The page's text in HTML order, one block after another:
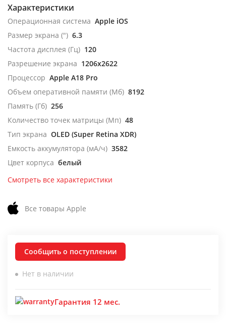
Характеристики
Операционная система Apple iOS
Размер экрана (") 6.3
Частота дисплея (Гц) 120
Разрешение экрана 1206x2622
Процессор Apple A18 Pro
Объем оперативной памяти (Мб) 8192
Память (Гб) 256
Количество точек матрицы (Мп) 48
Тип экрана OLED (Super Retina XDR)
Емкость аккумулятора (мА/ч) 3582
Цвет корпуса белый
Смотреть все характеристики
Все товары Apple
Сообщить о поступлении
Нет в наличии
Гарантия 12 мес.